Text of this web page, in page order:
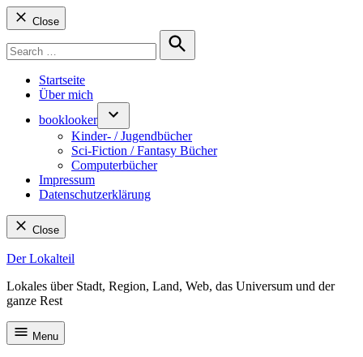
Close
for:
Search
Startseite
Über mich
booklooker
Kinder- / Jugendbücher
Sci-Fiction / Fantasy Bücher
Computerbücher
Impressum
Datenschutzerklärung
Close
Skip
content
Der Lokalteil
Lokales über Stadt, Region, Land, Web, das Universum und der
ganze Rest
Menu